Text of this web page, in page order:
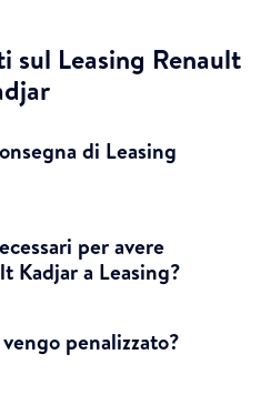
sul Leasing Renault
di Leasing
per avere
Kadjar a Leasing?
penalizzato?